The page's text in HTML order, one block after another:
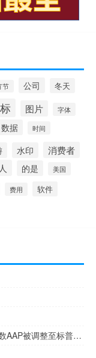
节 公司 冬天
图片 字体
数据 时间
水印 消费者
的是 美国
费用 软件
强生消费品业务Kenvue被纳入标普500指数AAP被调整至标普600指数